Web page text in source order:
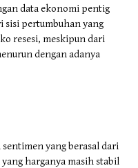
data ekonomi pentig
sisi pertumbuhan yang
resesi, meskipun dari
dengan adanya
yang berasal dari
harganya masih stabil